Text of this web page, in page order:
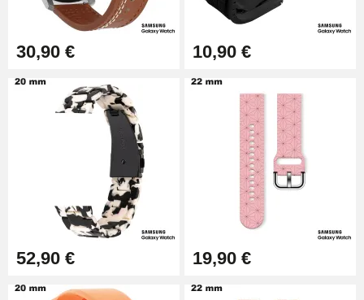
Outil Bracelet Montre pas cher
Kit pour Raccourcir Bracelet
Montre
7,90 €
Kit Réparation Montre Débutant
Pied à Coulisse Numérique
30,90 € 10,90 €
52,90 € 19,90 €